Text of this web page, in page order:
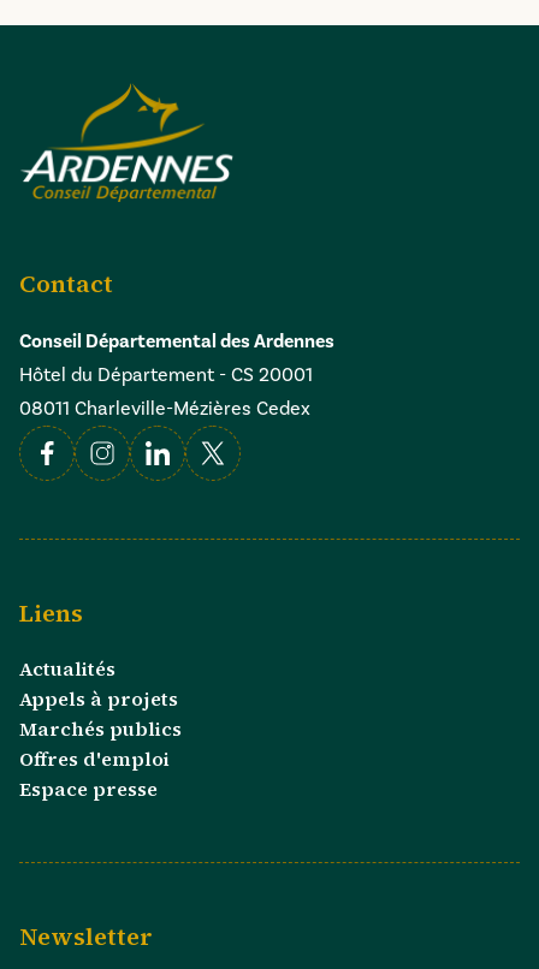
Contact
Conseil Départemental des Ardennes
Hôtel du Département - CS 20001
08011 Charleville-Mézières Cedex
FacebookInstagramLinkedin
X
Liens
Actualités
Appels à projets
Marchés publics
Offres d'emploi
Espace presse
Newsletter